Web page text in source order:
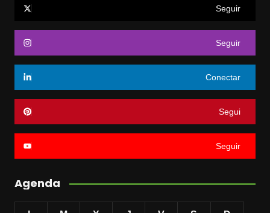
Seguir
Seguir
Conectar
Segui
Seguir
Agenda